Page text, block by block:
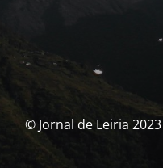
© Jornal de Leiria 2023